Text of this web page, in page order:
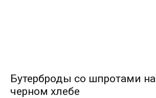
Бутерброды со шпротами на
черном хлебе